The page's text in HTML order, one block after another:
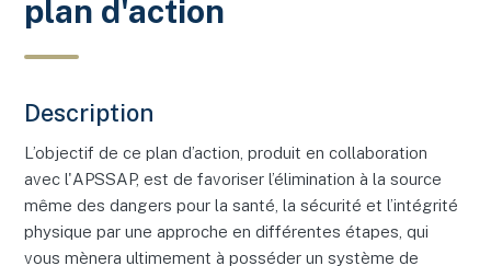
plan d'action
Description
L’objectif de ce plan d’action, produit en collaboration
avec l'APSSAP, est de favoriser l’élimination à la source
même des dangers pour la santé, la sécurité et l’intégrité
physique par une approche en différentes étapes, qui
vous mènera ultimement à posséder un système de